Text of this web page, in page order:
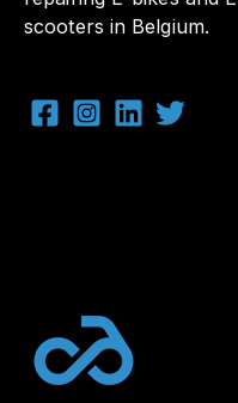
scooters in Belgium.